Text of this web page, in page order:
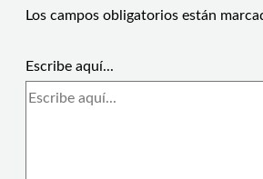
Los campos obligatorios están
Escribe aquí...